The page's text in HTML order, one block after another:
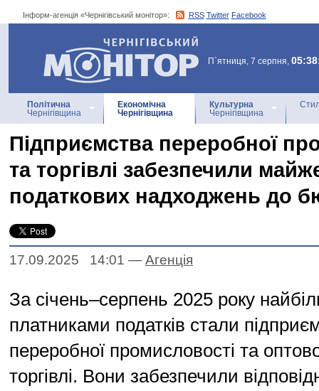
Інформ-агенція «Чернігівський монітор»: RSS Twitter Facebook
Інформ-агенція
«Чернігівський монітор»
П`ятниця, 7 серпня,
Політична
Чернігівщина
Економічна
Чернігівщина
Культурна
Чернігівщина
Підприємства переробної
та торгівлі забезпечили
податкових надходжень до
17.09.2025 14:01 — Агенцiя
За січень–серпень 2025 року
платниками податків стали
переробної промисловості та
торгівлі. Вони забезпечили